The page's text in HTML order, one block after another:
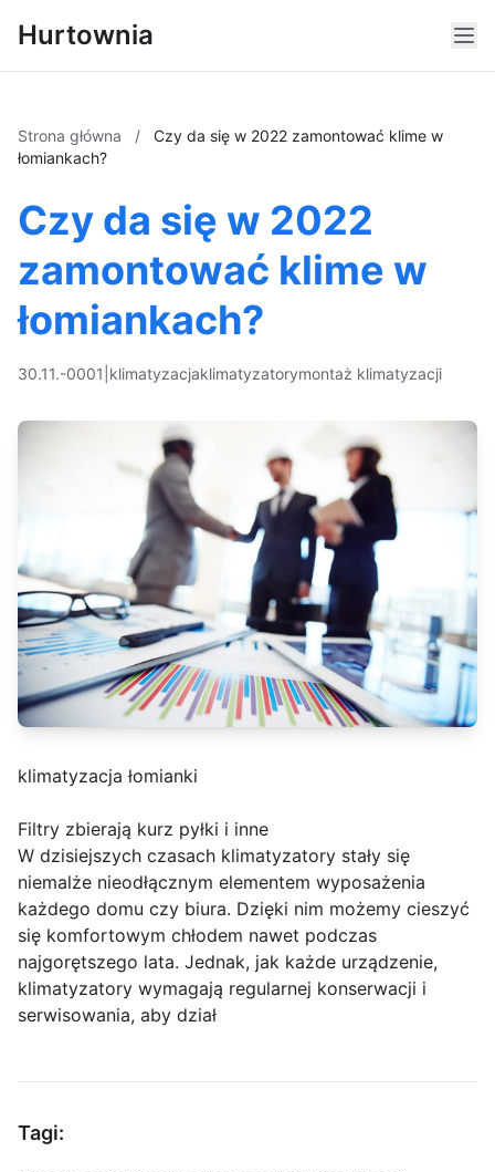
Hurtownia
Strona główna /
Czy da się w 2022 zamontować klime w
łomiankach?
Czy da się w 2022
zamontować klime w
łomiankach?
30.11.-0001 klimatyzacjaklimatyzatorymontaż klimatyzacji
klimatyzacja łomianki
Filtry zbierają kurz pyłki i inne
W dzisiejszych czasach klimatyzatory stały się
niemalże nieodłącznym elementem wyposażenia
każdego domu czy biura. Dzięki nim możemy cieszyć
się komfortowym chłodem nawet podczas
najgorętszego lata. Jednak, jak każde urządzenie,
klimatyzatory wymagają regularnej konserwacji i
serwisowania, aby dział
Tagi: